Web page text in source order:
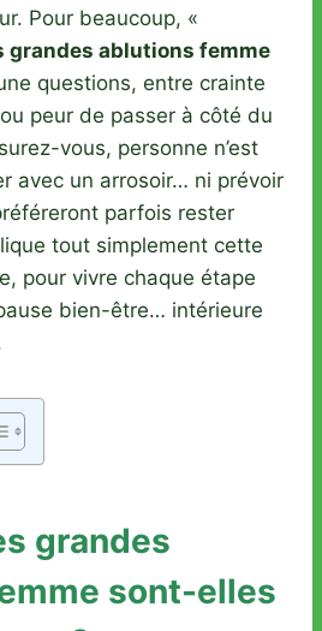
Pour beaucoup, «
grandes ablutions femme
questions, entre crainte
peur de passer à côté du
vous, personne n’est
avec un arrosoir… ni prévoir
parfois rester
tout simplement cette
pour vivre chaque étape
bien-être… intérieure
grandes
sont-elles